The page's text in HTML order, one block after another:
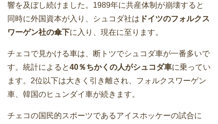
響を及ぼし続けました。1989年に共産体制が崩壊すると
同時に外国資本が入り、シュコダ社は ドイツのフォルクス
ワーゲン社の傘下に入り、現在に至ります。
チェコで見かける車は、断トツでシュコダ車が一番多いで
す。統計によると40％ちかくの人がシュコダ車に乗ってい
ます。2位以下は大きく引き離され、フォルクスワーゲン
車、韓国のヒュンダイ車が続きます。
チェコの国民的スポーツであるアイスホッケーの試合に